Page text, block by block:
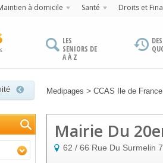
à domicile Santé Droits et
LES
SENIORS DE
A À Z
Medipages > CCAS Ile de France
Mairie Du
62 / 66 Rue Du Surmelin